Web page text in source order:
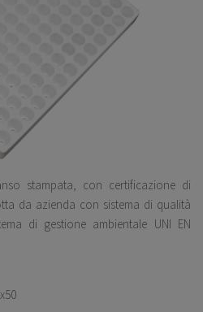
stampata, con certificazione di
da azienda con sistema di qualità
di gestione ambientale UNI EN